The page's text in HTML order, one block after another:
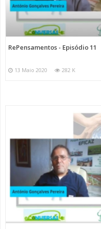
RePensamentos - Episódio 11
13 Maio 2020 282 K